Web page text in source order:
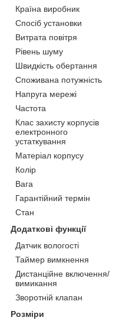
Країна виробник
Спосіб установки
Витрата повітря
Рівень шуму
Швидкість обертання
Споживана потужність
Напруга мережі
Частота
Клас захисту корпусів
електронного
устаткування
Матеріал корпусу
Колір
Вага
Гарантійний термін
Стан
Додаткові функції
Датчик вологості
Таймер вимкнення
Дистанційне включення/
вимикання
Зворотній клапан
Розміри